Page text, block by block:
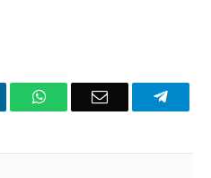
WhatsAppE-